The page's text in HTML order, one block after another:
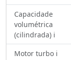
Capacidade
volumétrica
(cilindrada) ℹ️
Motor turbo ℹ️